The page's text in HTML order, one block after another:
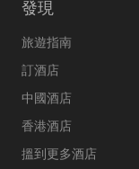
發現
旅遊指南
訂酒店
中國酒店
香港酒店
搵到更多酒店